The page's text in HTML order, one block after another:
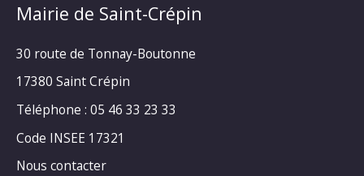
Mairie de Saint-Crépin
30 route de Tonnay-Boutonne
17380 Saint Crépin
Téléphone : 05 46 33 23 33
Code INSEE 17321
Nous contacter